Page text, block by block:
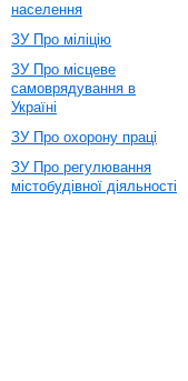
населення
ЗУ Про міліцію
ЗУ Про місцеве
самоврядування в
Україні
ЗУ Про охорону праці
ЗУ Про регулювання
містобудівної діяльності